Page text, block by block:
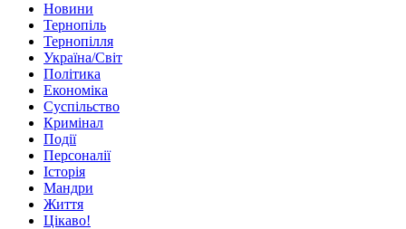
Новини
Тернопіль
Тернопілля
Україна/Світ
Політика
Економіка
Суспільство
Кримінал
Події
Персоналії
Історія
Мандри
Життя
Цікаво!